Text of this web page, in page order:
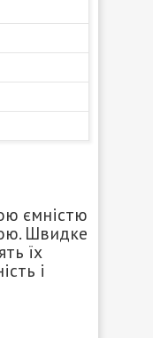
ємністю
Швидке
їх
і